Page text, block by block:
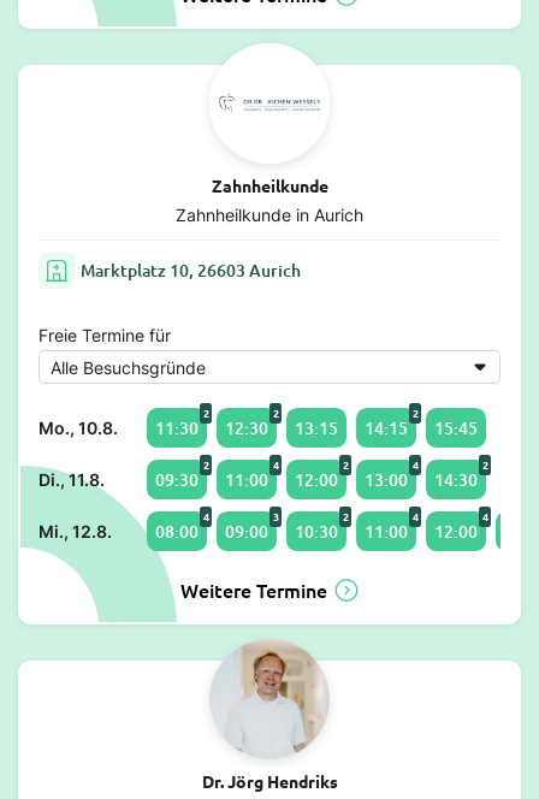
Zahnheilkunde
Zahnheilkunde in Aurich
Marktplatz 10, 26603 Aurich
Freie Termine für
Mo., 10.8. 11:30
2
12:30
2
13:15 14:15
2
15:45
Di., 11.8. 09:30
2
11:00
4
12:00
2
13:00
4
14:30
2
Mi., 12.8. 08:00
4
09:00
3
10:30
2
11:00
4
12:00
4
Weitere Termine
Dr. Jörg Hendriks